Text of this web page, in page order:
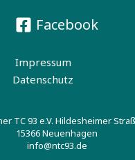
Facebook
Impressum
Datenschutz
TC 93 e.V. Hildesheimer
15366 Neuenhagen
info@ntc93.de